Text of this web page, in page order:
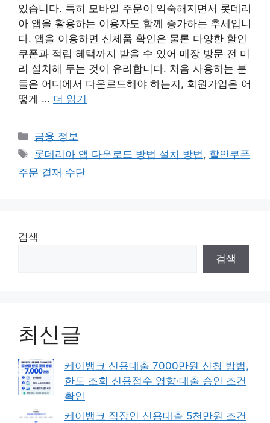
있습니다. 특히 모바일 주문이 익숙해지면서 롯데리
아 앱을 활용하는 이용자도 함께 증가하는 추세입니
다. 앱을 이용하면 신제품 확인은 물론 다양한 할인
쿠폰과 적립 혜택까지 받을 수 있어 매장 방문 전 미
리 설치해 두는 것이 유리합니다. 처음 사용하는 분
들은 어디에서 다운로드해야 하는지, 회원가입은 어
떻게 … 더 읽기
카
테
고
리
금융 정보
태
그
롯데리아 앱 다운로드 방법 설치 방법 , 할인쿠폰
주문 결재 수단
검색
검색
최신글
케이뱅크 신용대출 7000만원 신청 방법,
한도 조회 신용점수 영향·대출 승인 조건
확인
케이뱅크 직장인 신용대출 5천만원 조건